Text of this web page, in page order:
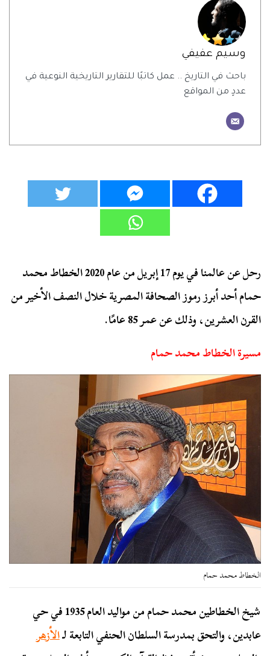
وسيم عفيفي
باحث في التاريخ .. عمل كاتبًا للتقارير التاريخية النوعية في
عددٍ من المواقع
رحل عن عالمنا في يوم 17 إبريل من عام 2020 الخطاط محمد
حمام أحد أبرز رموز الصحافة المصرية خلال النصف الأخير من
القرن العشرين، وذلك عن عمر 85 عامًا.
مسيرة الخطاط محمد حمام
الخطاط محمد حمام
شيخ الخطاطين محمد حمام من مواليد العام 1935 في حي
عابدين، والتحق بمدرسة السلطان الحنفي التابعة لـالأزهر